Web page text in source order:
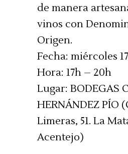
de manera
vinos con
Origen.
Fecha: miércoles 17
Hora: 17h – 20h
Lugar: BODEGAS
HERNÁNDEZ PÍO
Limeras, 51. La
Acentejo)